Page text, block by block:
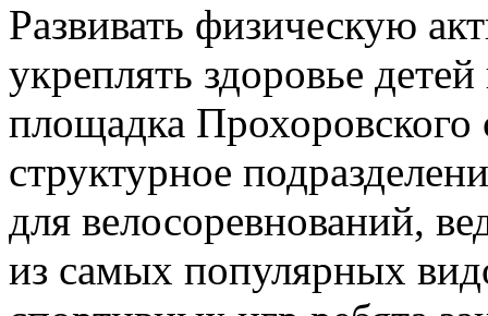
Развивать физическую
укреплять здоровье
площадка Прохоровского
структурное
для велосоревнований,
из самых популярных